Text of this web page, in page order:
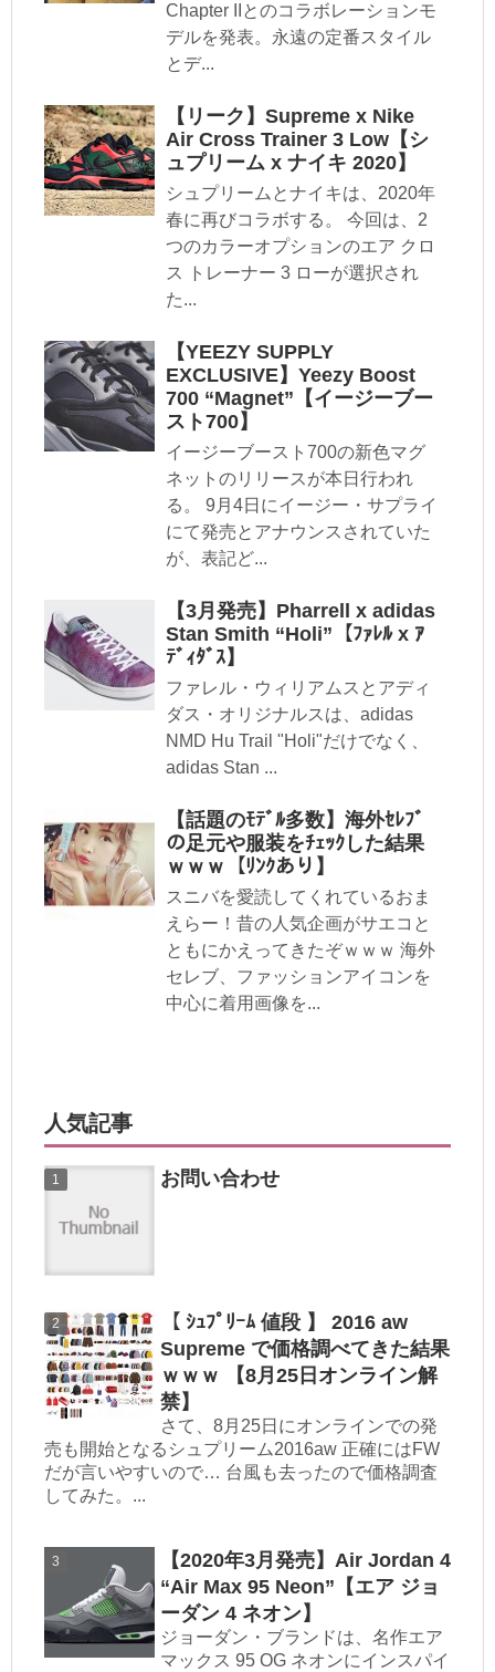
Chapter IIとのコラボレーションモ
デルを発表。永遠の定番スタイル
とデ...
【リーク】Supreme x Nike
Air Cross Trainer 3 Low【シ
ュプリーム x ナイキ 2020】
シュプリームとナイキは、2020年
春に再びコラボする。 今回は、2
つのカラーオプションのエア クロ
ス トレーナー 3 ローが選択され
た...
【YEEZY SUPPLY
EXCLUSIVE】Yeezy Boost
700 “Magnet”【イージーブー
スト700】
イージーブースト700の新色マグ
ネットのリリースが本日行われ
る。 9月4日にイージー・サプライ
にて発売とアナウンスされていた
が、表記ど...
【3月発売】Pharrell x adidas
Stan Smith “Holi”【ﾌｧﾚﾙ x ｱ
ﾃﾞｨﾀﾞｽ】
ファレル・ウィリアムスとアディ
ダス・オリジナルスは、adidas
NMD Hu Trail "Holi"だけでなく、
adidas Stan ...
【話題のﾓﾃﾞﾙ多数】海外ｾﾚﾌﾞ
の足元や服装をﾁｪｯｸした結果
ｗｗｗ【ﾘﾝｸあり】
スニバを愛読してくれているおま
えらー！昔の人気企画がサエコと
ともにかえってきたぞｗｗｗ 海外
セレブ、ファッションアイコンを
中心に着用画像を...
人気記事
お問い合わせ
【 ｼｭﾌﾟﾘｰﾑ 値段 】 2016 aw
Supreme で価格調べてきた結果
ｗｗｗ 【8月25日オンライン解
禁】
さて、8月25日にオンラインでの発
売も開始となるシュプリーム2016aw 正確にはFW
だが言いやすいので… 台風も去ったので価格調査
してみた。...
【2020年3月発売】Air Jordan 4
“Air Max 95 Neon”【エア ジョ
ーダン 4 ネオン】
ジョーダン・ブランドは、名作エア
マックス 95 OG ネオンにインスパイ